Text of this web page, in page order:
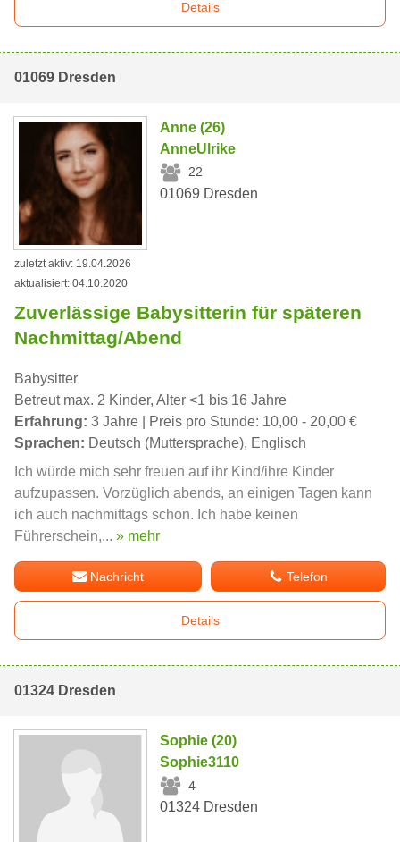
Details
01069 Dresden
Anne (26)
AnneUlrike
22
01069 Dresden
zuletzt aktiv: 19.04.2026
aktualisiert: 04.10.2020
Zuverlässige Babysitterin für späteren
Nachmittag/Abend
Babysitter
Betreut max. 2 Kinder, Alter <1 bis 16 Jahre
Erfahrung: 3 Jahre | Preis pro Stunde: 10,00 - 20,00 €
Sprachen: Deutsch (Muttersprache), Englisch
Ich würde mich sehr freuen auf ihr Kind/ihre Kinder
aufzupassen. Vorzüglich abends, an einigen Tagen kann
ich auch nachmittags schon. Ich habe keinen
Führerschein,... » mehr
Nachricht Telefon
Details
01324 Dresden
Sophie (20)
Sophie3110
4
01324 Dresden